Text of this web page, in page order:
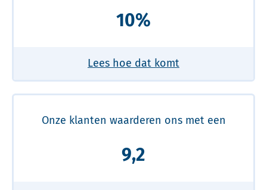
10%
Lees hoe dat komt
Onze klanten waarderen ons met een
9,2